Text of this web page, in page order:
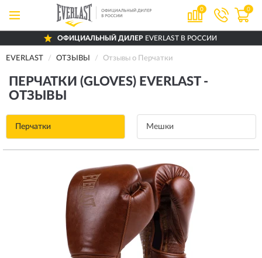
0 0
ОФИЦИАЛЬНЫЙ ДИЛЕР EVERLAST В РОССИИ
EVERLAST ОТЗЫВЫ Отзывы о Перчатки
ПЕРЧАТКИ (GLOVES) EVERLAST -
ОТЗЫВЫ
Перчатки Мешки